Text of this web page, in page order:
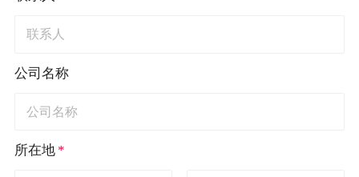
公司名称
所在地 *